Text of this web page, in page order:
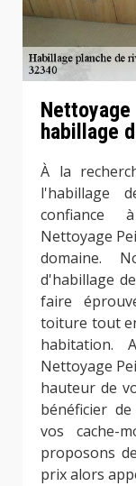
habillage
À la
l'habillage
confiance
Nettoyage
domaine.
d'habillage
faire
toiture tout
habitation.
Nettoyage
hauteur de
bénéficier
vos cache-
proposons
prix alors